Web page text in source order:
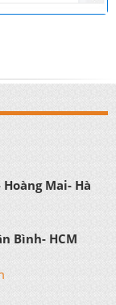
Mai- Hà
Bình- HCM